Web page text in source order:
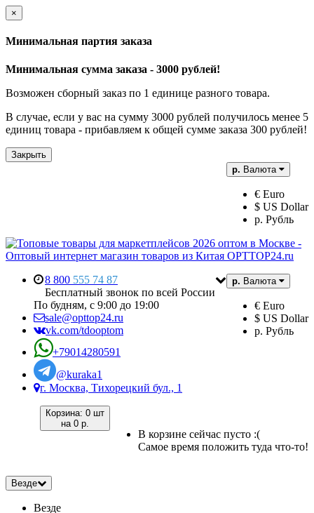
×
Минимальная партия заказа
Минимальная сумма заказа - 3000 рублей!
Возможен сборный заказ по 1 единице разного товара.
В случае, если у вас на сумму 3000 рублей получилось менее 5
единиц товара - прибавляем к общей сумме заказа 300 рублей!
Закрыть
р. Валюта
€ Euro
$ US Dollar
р. Рубль
р. Валюта
€ Euro
$ US Dollar
р. Рубль
8 800 555 74 87
Бесплатный звонок по всей России
По будням, с 9:00 до 19:00
sale@opttop24.ru
vk.com/tdooptom
+79014280591
@kuraka1
г. Москва, Тихорецкий бул., 1
Корзина: 0 шт
на 0 р.
В корзине сейчас пусто :(
Самое время положить туда что-то!
Везде
Везде